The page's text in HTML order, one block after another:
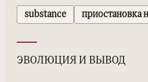
substance приостановка
эволюция и вывод